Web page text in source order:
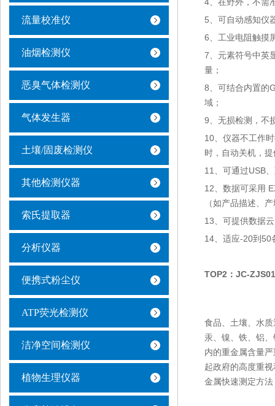
流量校准仪
油烟检测仪
恶臭气体检测仪
气体发生器
土壤/固废检测仪
其他检测仪器
索氏提取器
分析仪器
便携式粉尘仪
ATP荧光检测仪
洁净空间检测仪
植物生理仪器
5、可自动感知仪
6、工业电阻触摸
7、元素符号中英
量；
8、可结合内置的
域；
9、无损检测，不
10、仪器不工作
时，自动关机，
11、可通过USB
12、数据可采用
（如产品描述、
13、可提供数据
14、适应-20到50
TOP2： JC-
食品、土壤、水
汞、镍、铁、铝
内的重金属含量
起政府的高度重
金属快速测定方